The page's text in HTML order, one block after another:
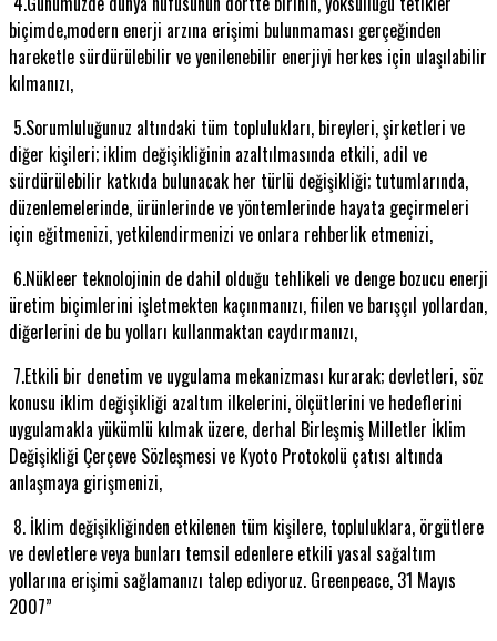
biçimde,modern enerji arzına erişimi bulunmaması gerçeğinden
hareketle sürdürülebilir ve yenilenebilir enerjiyi herkes için ulaşılabilir
kılmanızı,
5.Sorumluluğunuz altındaki tüm toplulukları, bireyleri, şirketleri ve
diğer kişileri; iklim değişikliğinin azaltılmasında etkili, adil ve
sürdürülebilir katkıda bulunacak her türlü değişikliği; tutumlarında,
düzenlemelerinde, ürünlerinde ve yöntemlerinde hayata geçirmeleri
için eğitmenizi, yetkilendirmenizi ve onlara rehberlik etmenizi,
6.Nükleer teknolojinin de dahil olduğu tehlikeli ve denge bozucu enerji
üretim biçimlerini işletmekten kaçınmanızı, fiilen ve barışçıl yollardan,
diğerlerini de bu yolları kullanmaktan caydırmanızı,
7.Etkili bir denetim ve uygulama mekanizması kurarak; devletleri, söz
konusu iklim değişikliği azaltım ilkelerini, ölçütlerini ve hedeflerini
uygulamakla yükümlü kılmak üzere, derhal Birleşmiş Milletler İklim
Değişikliği Çerçeve Sözleşmesi ve Kyoto Protokolü çatısı altında
anlaşmaya girişmenizi,
8. İklim değişikliğinden etkilenen tüm kişilere, topluluklara, örgütlere
ve devletlere veya bunları temsil edenlere etkili yasal sağaltım
yollarına erişimi sağlamanızı talep ediyoruz. Greenpeace, 31 Mayıs
2007”